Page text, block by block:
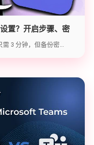
置？开启步骤、密
）
需 3 分钟，但备份密...